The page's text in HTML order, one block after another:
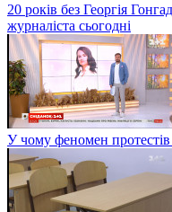
20 років без Георгія
журналіста сьогодні
У чому феномен